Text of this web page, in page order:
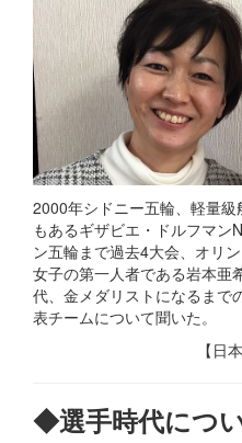
2000年シドニー五輪、軽量
もあるギザビエ・ドルフマン
ン五輪まで過去4大会、オリ
女子の第一人者である岩本亜
代、金メダリストになるまで
表チームについて聞いた。
【日
◆選手時代につ